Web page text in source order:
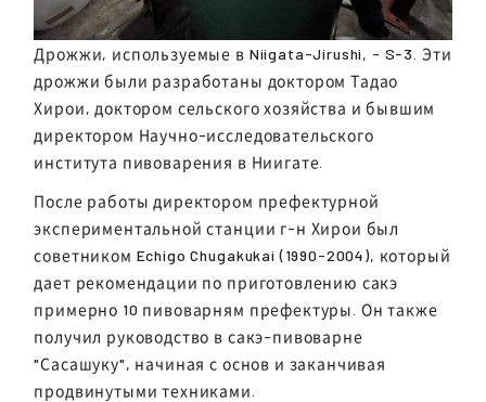
Дрожжи, используемые в Niigata-Jirushi, - S-3. Эти
дрожжи были разработаны доктором Тадао
Хирои, доктором сельского хозяйства и бывшим
директором Научно-исследовательского
института пивоварения в Ниигате.
После работы директором префектурной
экспериментальной станции г-н Хирои был
советником Echigo Chugakukai (1990-2004), который
дает рекомендации по приготовлению сакэ
примерно 10 пивоварням префектуры. Он также
получил руководство в сакэ-пивоварне
"Сасашуку", начиная с основ и заканчивая
продвинутыми техниками.